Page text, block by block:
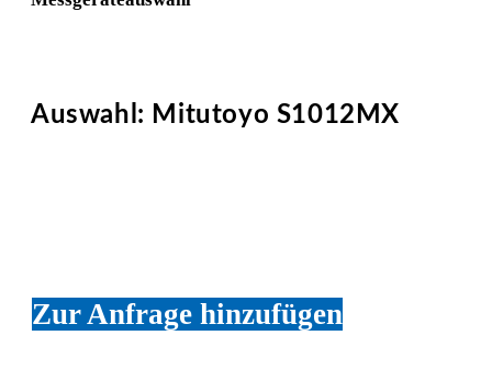
Auswahl: Mitutoyo S1012MX
Zur Anfrage hinzufügen